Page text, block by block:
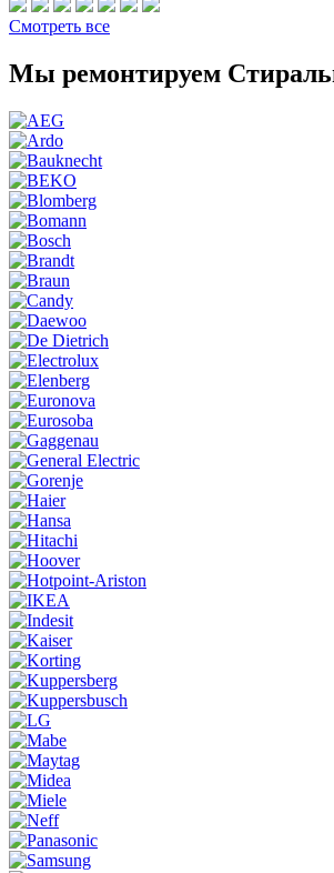
Смотреть все
Мы ремонтируем